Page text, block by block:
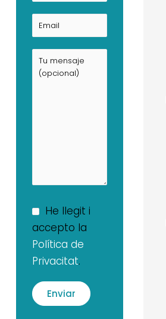
He llegit i
accepto la
Política de
Privacitat.